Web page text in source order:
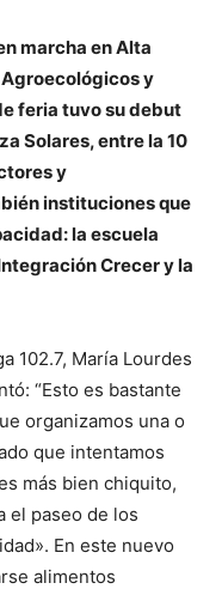
marcha en Alta
y
feria tuvo su debut
Solares, entre la 10
y
instituciones que
la escuela
Crecer y la
102.7, María Lourdes
“Esto es bastante
organizamos una o
que intentamos
más bien chiquito,
el paseo de los
En este nuevo
alimentos